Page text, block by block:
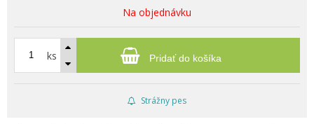
Na objednávku
ks Pridať do košíka
Strážny pes